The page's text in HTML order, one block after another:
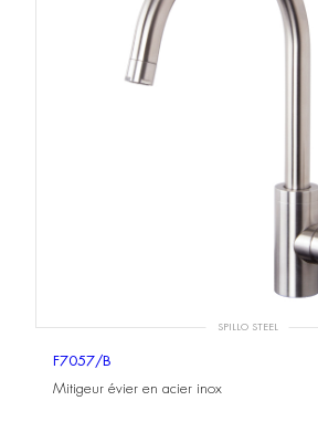
SPILLO STEEL
F7057/B
Mitigeur évier en acier inox